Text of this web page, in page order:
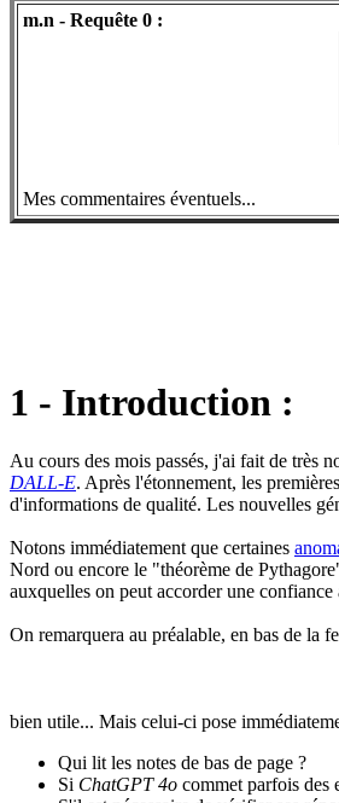
m.n - Requête 0 :
Mes commentaires éventuels...
1 - Introduction :
Au cours des mois passés, j'ai fait de très
DALL-E. Après l'étonnement, les
d'informations de qualité. Les nouvelles
Notons immédiatement que certaines
Nord ou encore le "théorème de
auxquelles on peut accorder une
On remarquera au préalable, en bas de la
bien utile... Mais celui-ci pose
Qui lit les notes de bas de page ?
Si ChatGPT 4o commet parfois des